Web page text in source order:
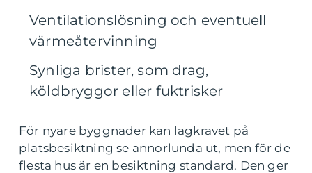
Ventilationslösning och eventuell
värmeåtervinning
Synliga brister, som drag,
köldbryggor eller fuktrisker
För nyare byggnader kan lagkravet på
platsbesiktning se annorlunda ut, men för de
flesta hus är en besiktning standard. Den ger